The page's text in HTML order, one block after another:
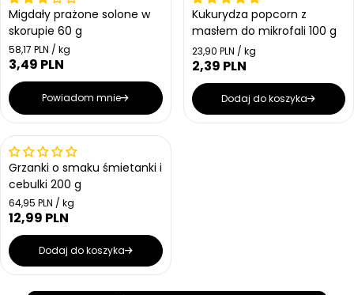
Migdały prażone solone w
skorupie 60 g
Cena jednostkowa
58,17 PLN / kg
Cena regularna
3,49 PLN
Powiadom mnie
Kukurydza popcorn z
masłem do mikrofali 100 g
Cena jednostkowa
23,90 PLN / kg
Cena regularna
2,39 PLN
Dodaj do koszyka
Grzanki o smaku śmietanki i
cebulki 200 g
Cena jednostkowa
64,95 PLN / kg
Cena regularna
12,99 PLN
Dodaj do koszyka